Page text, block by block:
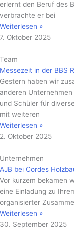
erlernt den Beruf des
verbrachte er bei
Weiterlesen »
7. Oktober 2025
Team
Messezeit in der BBS
Gestern haben wir
anderen
und Schüler für
mit weiteren
Weiterlesen »
2. Oktober 2025
Unternehmen
AJB bei Cordes
Vor kurzem bekamen
eine Einladung zu
organisierter
Weiterlesen »
30. September 2025